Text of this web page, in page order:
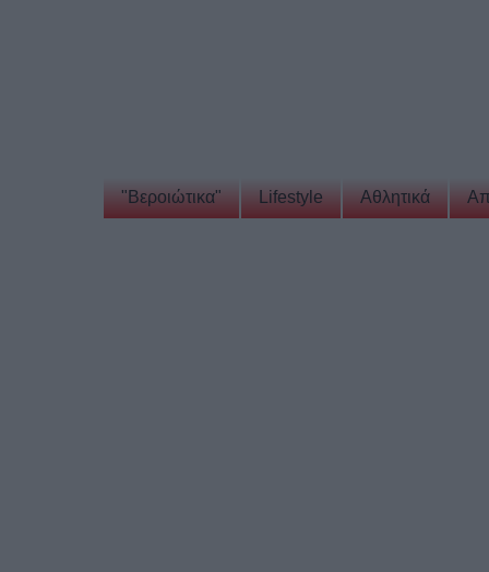
"Βεροιώτικα" Lifestyle Αθλητικά